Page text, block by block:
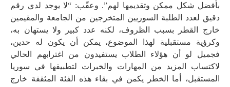
بأفضل شكل ممكن وتقديمها لهم”. وعقّب: “لا يوجد لدي رقم
دقيق لعدد الطلبة السوريين المتخرجين من الجامعة والمقيمين
خارج القطر بسبب الظروف، لكنه عدد كبير ولا يستهان به،
وكرؤية مستقبلية لهذا الموضوع، يمكن أن يكون له حدين،
فجميل لو أن هؤلاء الطلاب يستفيدون من اغترابهم الحالي
لاكتساب المزيد من المهارات والخبرات لتطبيقها في سوريا
المستقبل، أما الخطر يكمن في بقاء هذه الفئة المثقفة خارج